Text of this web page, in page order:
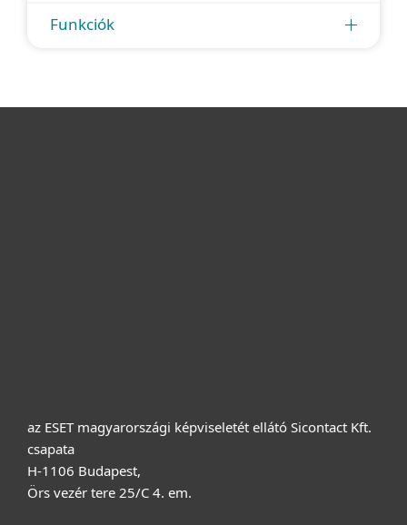
Funkciók
az ESET magyarországi képviseletét ellátó Sicontact Kft.
csapata
H-1106 Budapest,
Örs vezér tere 25/C 4. em.